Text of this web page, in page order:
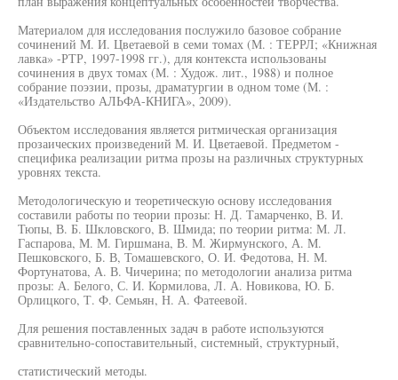
Материалом для исследования послужило базовое собрание
сочинений М. И. Цветаевой в семи томах (М. : ТЕРРЛ; «Книжная
лавка» -РТР, 1997-1998 гг.), для контекста использованы
сочинения в двух томах (М. : Худож. лит., 1988) и полное
собрание поэзии, прозы, драматургии в одном томе (М. :
«Издательство АЛЬФА-КНИГА», 2009).
Объектом исследования является ритмическая организация
прозаических произведений М. И. Цветаевой. Предметом -
специфика реализации ритма прозы на различных структурных
уровнях текста.
Методологическую и теоретическую основу исследования
составили работы по теории прозы: Н. Д. Тамарченко, В. И.
Тюпы, В. Б. Шкловского, В. Шмида; по теории ритма: М. Л.
Гаспарова, М. М. Гиршмана, В. М. Жирмунского, А. М.
Пешковского, Б. В, Томашевского, О. И. Федотова, Н. М.
Фортунатова, А. В. Чичерина; по методологии анализа ритма
прозы: А. Белого, С. И. Кормилова, Л. А. Новикова, Ю. Б.
Орлицкого, Т. Ф. Семьян, Н. А. Фатеевой.
Для решения поставленных задач в работе используются
сравнительно-сопоставительный, системный, структурный,
статистический методы.